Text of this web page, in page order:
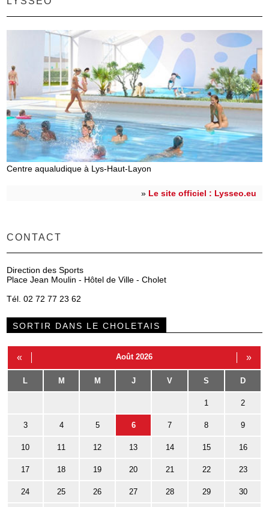
Centre aqualudique à Lys-Haut-Layon
» Le site officiel : Lysseo.eu
CONTACT
Direction des Sports
Place Jean Moulin - Hôtel de Ville - Cholet
Tél. 02 72 77 23 62
SORTIR DANS LE CHOLETAIS
« Août 2026 »
L M M J V S D
1 2
3 4 5 6 7 8 9
10 11 12 13 14 15 16
17 18 19 20 21 22 23
24 25 26 27 28 29 30